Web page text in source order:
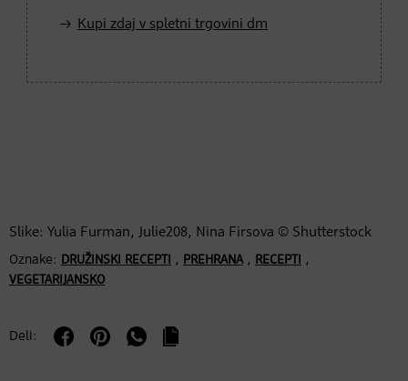
Kupi zdaj v spletni trgovini dm
Slike: Yulia Furman, Julie208, Nina Firsova © Shutterstock
Oznake: DRUŽINSKI RECEPTI , PREHRANA, RECEPTI ,
VEGETARIJANSKO
Deli: